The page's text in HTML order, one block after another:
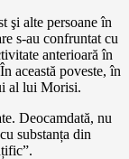
şi alte persoane în
s-au confruntat cu
anterioară în
această poveste, în
al lui Morisi.
Deocamdată, nu
substanța din